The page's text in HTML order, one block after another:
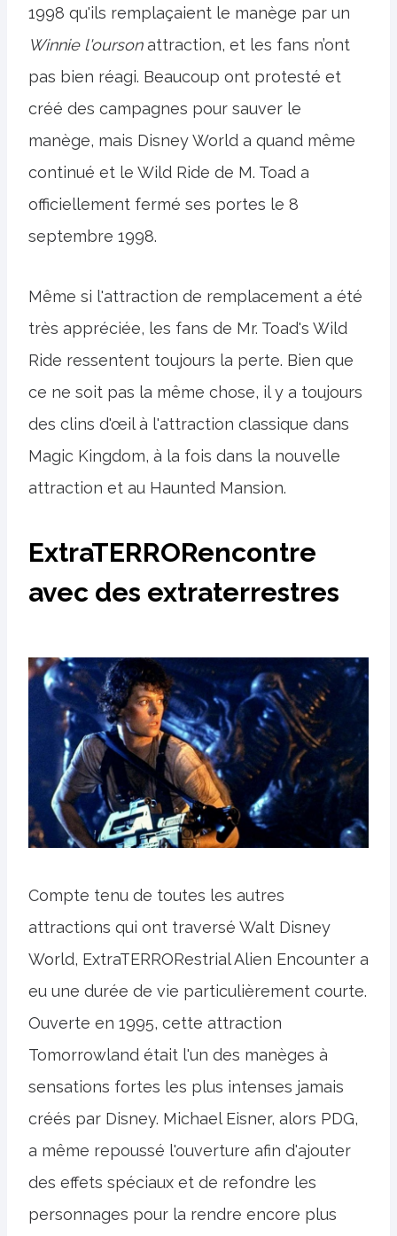
1998 qu'ils remplaçaient le manège par un
Winnie l'oursonattraction, et les fans n’ont
pas bien réagi. Beaucoup ont protesté et
créé des campagnes pour sauver le
manège, mais Disney World a quand même
continué et le Wild Ride de M. Toad a
officiellement fermé ses portes le 8
septembre 1998.
Même si l'attraction de remplacement a été
très appréciée, les fans de Mr. Toad's Wild
Ride ressentent toujours la perte. Bien que
ce ne soit pas la même chose, il y a toujours
des clins d'œil à l'attraction classique dans
Magic Kingdom, à la fois dans la nouvelle
attraction et au Haunted Mansion.
ExtraTERRORencontre
avec des extraterrestres
Compte tenu de toutes les autres
attractions qui ont traversé Walt Disney
World, ExtraTERRORestrial Alien Encounter a
eu une durée de vie particulièrement courte.
Ouverte en 1995, cette attraction
Tomorrowland était l'un des manèges à
sensations fortes les plus intenses jamais
créés par Disney. Michael Eisner, alors PDG,
a même repoussé l'ouverture afin d'ajouter
des effets spéciaux et de refondre les
personnages pour la rendre encore plus